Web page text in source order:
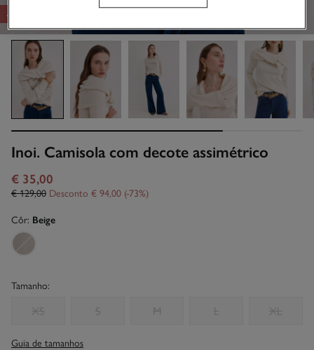
-73%
Inoi. Camisola com decote assimétrico
€ 35,00
€ 129,00 Desconto € 94,00 73
Côr: Beige
Tamanho:
XS S M L XL
Guia de tamanhos